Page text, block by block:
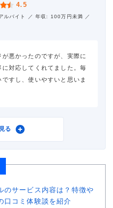
誰も知らない
審査の容易さ、借入スピー
4.5
ルバイト ／ 年収: 100万円未満 ／
悪かったのですが、実際に
対応してくれてました。毎
すし、使いやすいと思いま
アイフル
1週間以内
る
のサービス内容は？特徴や
口コミ体験談を紹介